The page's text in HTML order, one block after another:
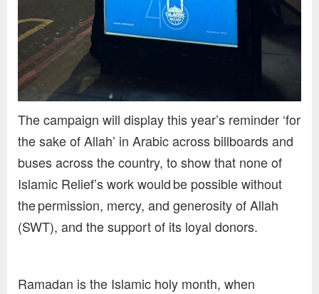
The campaign will display this year’s reminder ‘for
the sake of Allah’ in Arabic across billboards and
buses across the country, to show that none of
Islamic Relief’s work would be possible without
the permission, mercy, and generosity of Allah
(SWT), and the support of its loyal donors.
Ramadan is the Islamic holy month, when